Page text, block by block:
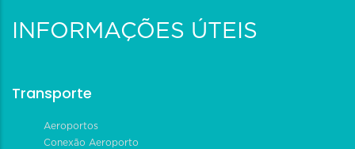
INFORMAÇÕES ÚTEIS
Transporte
Aeroportos
Conexão Aeroporto